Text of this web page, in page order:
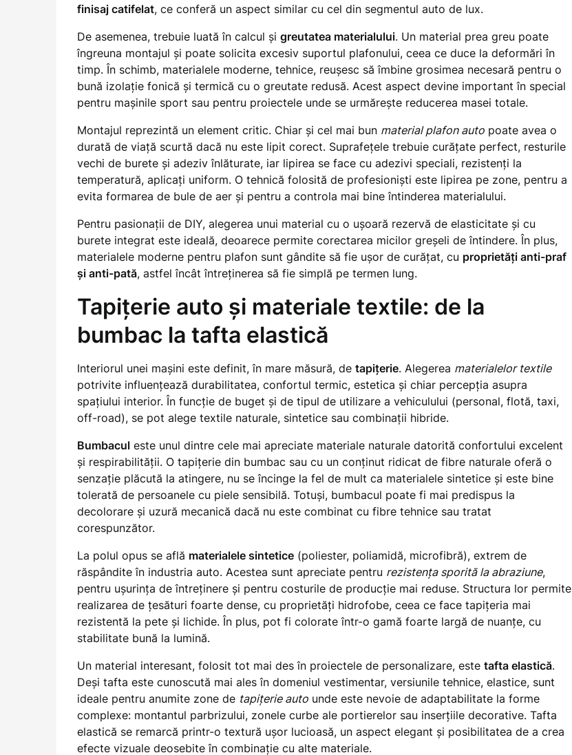
finisaj catifelat, ce conferă un aspect similar cu cel din segmentul auto de lux.
De asemenea, trebuie luată în calcul și greutatea materialului. Un material prea greu poate
îngreuna montajul și poate solicita excesiv suportul plafonului, ceea ce duce la deformări în
timp. În schimb, materialele moderne, tehnice, reușesc să îmbine grosimea necesară pentru o
bună izolație fonică și termică cu o greutate redusă. Acest aspect devine important în special
pentru mașinile sport sau pentru proiectele unde se urmărește reducerea masei totale.
Montajul reprezintă un element critic. Chiar și cel mai bun material plafon auto poate avea o
durată de viață scurtă dacă nu este lipit corect. Suprafețele trebuie curățate perfect, resturile
vechi de burete și adeziv înlăturate, iar lipirea se face cu adezivi speciali, rezistenți la
temperatură, aplicați uniform. O tehnică folosită de profesioniști este lipirea pe zone, pentru a
evita formarea de bule de aer și pentru a controla mai bine întinderea materialului.
Pentru pasionații de DIY, alegerea unui material cu o ușoară rezervă de elasticitate și cu
burete integrat este ideală, deoarece permite corectarea micilor greșeli de întindere. În plus,
materialele moderne pentru plafon sunt gândite să fie ușor de curățat, cu proprietăți anti-praf
și anti-pată, astfel încât întreținerea să fie simplă pe termen lung.
Tapițerie auto și materiale textile: de la
bumbac la tafta elastică
Interiorul unei mașini este definit, în mare măsură, de tapițerie. Alegerea materialelor textile
potrivite influențează durabilitatea, confortul termic, estetica și chiar percepția asupra
spațiului interior. În funcție de buget și de tipul de utilizare a vehiculului (personal, flotă, taxi,
off-road), se pot alege textile naturale, sintetice sau combinații hibride.
Bumbacul este unul dintre cele mai apreciate materiale naturale datorită confortului excelent
și respirabilității. O tapițerie din bumbac sau cu un conținut ridicat de fibre naturale oferă o
senzație plăcută la atingere, nu se încinge la fel de mult ca materialele sintetice și este bine
tolerată de persoanele cu piele sensibilă. Totuși, bumbacul poate fi mai predispus la
decolorare și uzură mecanică dacă nu este combinat cu fibre tehnice sau tratat
corespunzător.
La polul opus se află materialele sintetice (poliester, poliamidă, microfibră), extrem de
răspândite în industria auto. Acestea sunt apreciate pentru rezistența sporită la abraziune,
pentru ușurința de întreținere și pentru costurile de producție mai reduse. Structura lor permite
realizarea de țesături foarte dense, cu proprietăți hidrofobe, ceea ce face tapițeria mai
rezistentă la pete și lichide. În plus, pot fi colorate într-o gamă foarte largă de nuanțe, cu
stabilitate bună la lumină.
Un material interesant, folosit tot mai des în proiectele de personalizare, este tafta elastică.
Deși tafta este cunoscută mai ales în domeniul vestimentar, versiunile tehnice, elastice, sunt
ideale pentru anumite zone de tapițerie auto unde este nevoie de adaptabilitate la forme
complexe: montantul parbrizului, zonele curbe ale portierelor sau inserțiile decorative. Tafta
elastică se remarcă printr-o textură ușor lucioasă, un aspect elegant și posibilitatea de a crea
efecte vizuale deosebite în combinație cu alte materiale.